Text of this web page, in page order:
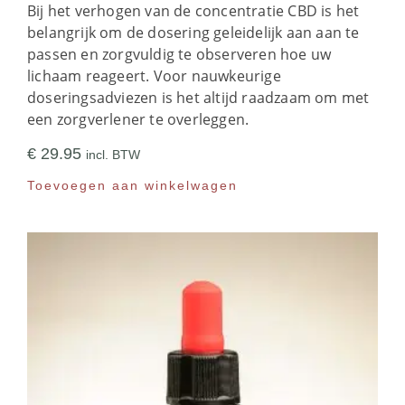
Bij het verhogen van de concentratie CBD is het
belangrijk om de dosering geleidelijk aan aan te
passen en zorgvuldig te observeren hoe uw
lichaam reageert. Voor nauwkeurige
doseringsadviezen is het altijd raadzaam om met
een zorgverlener te overleggen.
€ 29.95 incl. BTW
Toevoegen aan winkelwagen